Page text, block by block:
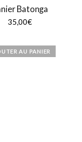
Batonga
35,00€
AU PANIER